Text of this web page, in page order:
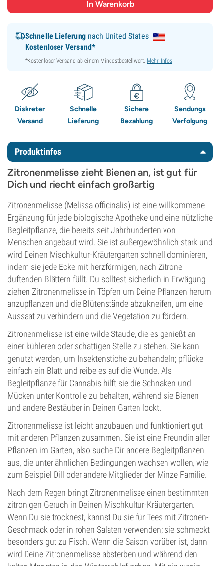
Schnelle Lieferungnach United States
Kostenloser Versand*
*Kostenloser Versand ab einem Mindestbestellwert. Mehr Infos
Diskreter
Versand
Schnelle
Lieferung
Sichere
Bezahlung
Sendungs
Verfolgung
Produktinfos
Zitronenmelisse zieht Bienen an, ist gut für
Dich und riecht einfach großartig
Zitronenmelisse (Melissa officinalis) ist eine willkommene
Ergänzung für jede biologische Apotheke und eine nützliche
Begleitpflanze, die bereits seit Jahrhunderten von
Menschen angebaut wird. Sie ist außergewöhnlich stark und
wird Deinen Mischkultur-Kräutergarten schnell dominieren,
indem sie jede Ecke mit herzförmigen, nach Zitrone
duftenden Blättern füllt. Du solltest sicherlich in Erwägung
ziehen Zitronenmelisse in Töpfen um Deine Pflanzen herum
anzupflanzen und die Blütenstände abzukneifen, um eine
Aussaat zu verhindern und die Vegetation zu fördern.
Zitronenmelisse ist eine wilde Staude, die es genießt an
einer kühleren oder schattigen Stelle zu stehen. Sie kann
genutzt werden, um Insektenstiche zu behandeln; pflücke
einfach ein Blatt und reibe es auf die Wunde. Als
Begleitpflanze für Cannabis hilft sie die Schnaken und
Mücken unter Kontrolle zu behalten, während sie Bienen
und andere Bestäuber in Deinen Garten lockt.
Zitronenmelisse ist leicht anzubauen und funktioniert gut
mit anderen Pflanzen zusammen. Sie ist eine Freundin aller
Pflanzen im Garten, also suche Dir andere Begleitpflanzen
aus, die unter ähnlichen Bedingungen wachsen wollen, wie
zum Beispiel Dill oder andere Mitglieder der Minze Familie.
Nach dem Regen bringt Zitronenmelisse einen bestimmten
zitronigen Geruch in Deinen Mischkultur-Kräutergarten.
Wenn Du sie trocknest, kannst Du sie für Tees mit Zitronen-
Geschmack oder in rohen Salaten verwenden; sie schmeckt
besonders gut zu Fisch. Wenn die Saison vorüber ist, dann
wird Deine Zitronenmelisse absterben und während den